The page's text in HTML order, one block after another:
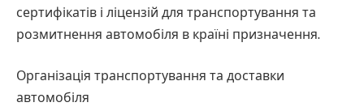
сертифікатів і ліцензій для транспортування та
розмитнення автомобіля в країні призначення.
Організація транспортування та доставки
автомобіля